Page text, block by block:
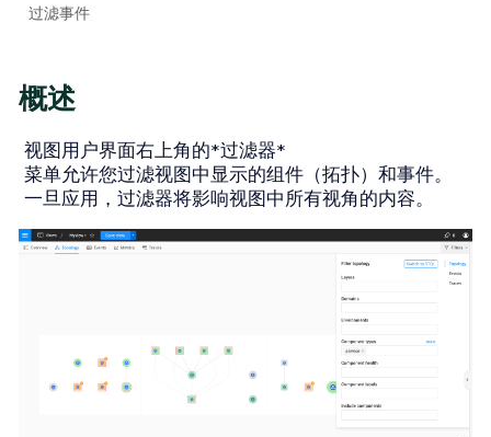
过滤事件
概述
视图用户界面右上角的*过滤器*
菜单允许您过滤视图中显示的组件（拓扑）和事件。
一旦应用，过滤器将影响视图中所有视角的内容。